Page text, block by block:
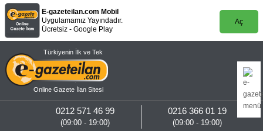
E-gazeteilan.com Mobil
Uygulamamız Yayındadır.
Ücretsiz - Google Play
Aç
Türkiyenin İlk ve Tek
Online Gazete İlan Sitesi
0216 366 01 19
(09:00 - 19:00)
0212 571 46 99
(09:00 - 19:00)